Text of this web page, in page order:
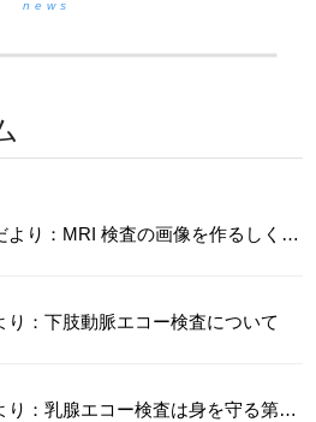
news
り：MRI 検査の画像を作るしくみ②
り：下肢動脈エコー検査について
：乳腺エコー検査は身を守る第一歩